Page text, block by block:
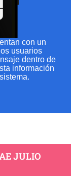
con un
usuarios
dentro de
información
JULIO